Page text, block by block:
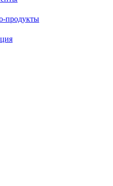
продукты